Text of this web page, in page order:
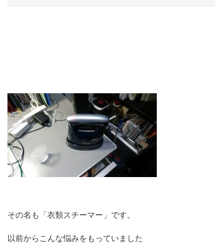
その名も「衣類スチーマー」です。
以前からこんな悩みをもっていました